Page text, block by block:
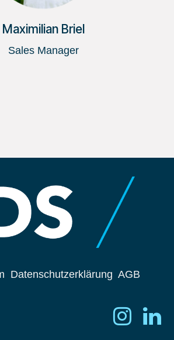
Maximilian Briel
Sales Manager
Datenschutzerklärung AGB